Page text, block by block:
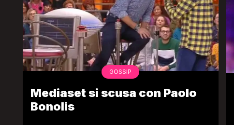
GOSSIP
Mediaset si scusa con Paolo
Bonolis